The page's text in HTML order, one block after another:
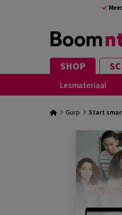
SHOP
Lesmateriaal
Gurp Start